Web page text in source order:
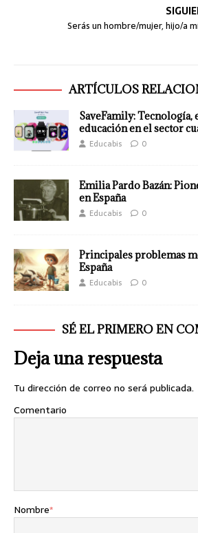
Serás un hombre/mujer, hijo/a
ARTÍCULOS
SaveFamily:
educación en el sector
Educabis 0
Emilia Pardo Bazán:
en España
Educabis 0
Principales problemas
España
Educabis 0
SÉ EL PRIMERO EN
Deja una respuesta
Tu dirección de correo no será publicada.
Comentario
Nombre*